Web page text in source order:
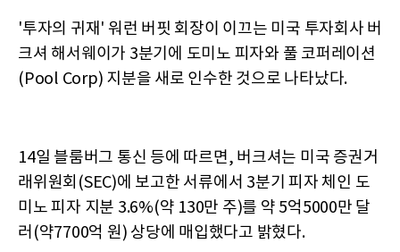
'투자의 귀재' 워런 버핏 회장이 이끄는 미국 투자회사 버
크셔 해서웨이가 3분기에 도미노 피자와 풀 코퍼레이션
(Pool Corp) 지분을 새로 인수한 것으로 나타났다.
14일 블룸버그 통신 등에 따르면, 버크셔는 미국 증권거
래위원회(SEC)에 보고한 서류에서 3분기 피자 체인 도
미노 피자 지분 3.6%(약 130만 주)를 약 5억5000만 달
러(약7700억 원) 상당에 매입했다고 밝혔다.